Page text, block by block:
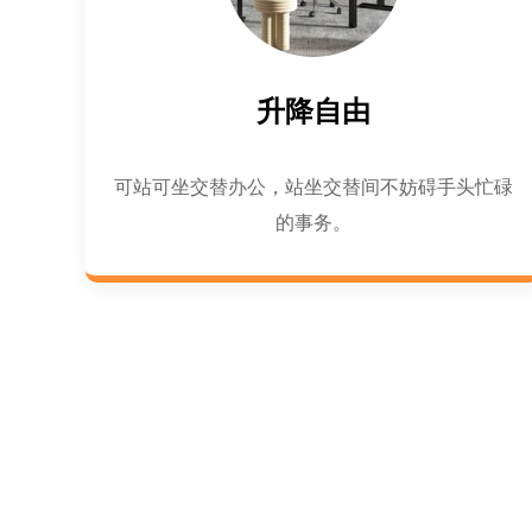
升降自由
可站可坐交替办公，站坐交替间不妨碍手头忙碌
的事务。